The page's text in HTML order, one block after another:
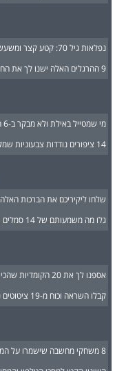
נפלאות גיל 70: קטע קצר ומשעשע שמוכיח שלכל גיל יש יתרונות!
9 ההרגלים האלה ישנו לך את החיים - טיפ מספר 5 מומלץ בחום!
מי שמטייל באילת ולא מבקר ב-6 המקומות הנהדרים האלה - מפספס!
14 ציפורים נודדות צבעוניות שמקשטות את שמי הארץ בימי האביב
שלחו ליקיריכם את הברכות
גלו מה משמעותם של 14 סמלים ודימויים שמופיעים בחלומות שלכם
אספנו לך את 20 הקומדיות שהכי כדאי לראות עכשיו בנטפליקס!
קבלו השראה וכוח מ-19 ציטוטים נהדרים משירים ישראלים אהובים
8 משחקי מחשבה שישמרו על המוח שלכם חד ויתנו לכם רגע של שקט